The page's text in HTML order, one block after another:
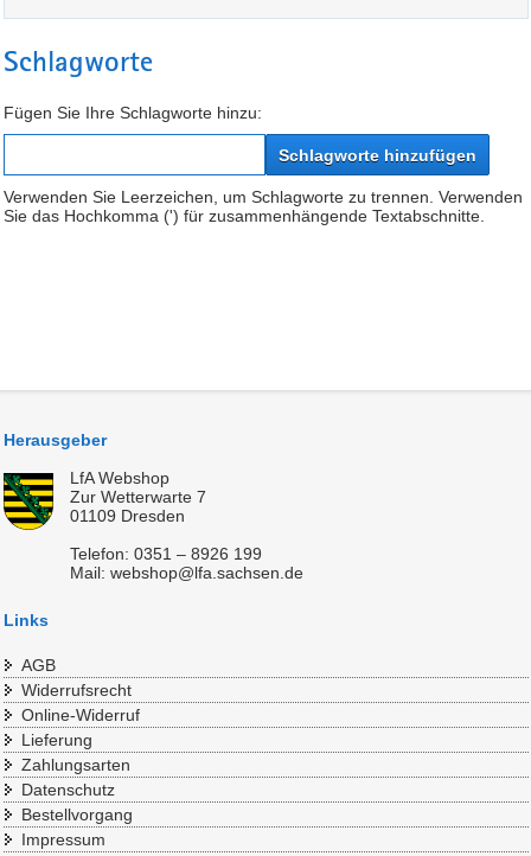
Schlagworte
Fügen Sie Ihre Schlagworte hinzu:
Schlagworte hinzufügen
Verwenden Sie Leerzeichen, um Schlagworte zu trennen. Verwenden
Sie das Hochkomma (') für zusammenhängende Textabschnitte.
Herausgeber
LfA Webshop
Zur Wetterwarte 7
01109 Dresden
Telefon: 0351 – 8926 199
Mail: webshop@lfa.sachsen.de
Links
AGB
Widerrufsrecht
Online-Widerruf
Lieferung
Zahlungsarten
Datenschutz
Bestellvorgang
Impressum